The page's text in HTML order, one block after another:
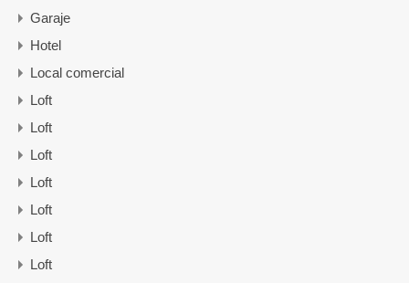
Garaje
Hotel
Local comercial
Loft
Loft
Loft
Loft
Loft
Loft
Loft